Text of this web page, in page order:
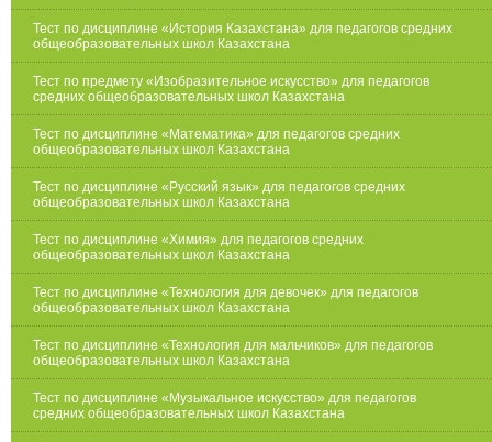
Тест по дисциплине «История Казахстана» для педагогов средних
общеобразовательных школ Казахстана
Тест по предмету «Изобразительное искусство» для педагогов
средних общеобразовательных школ Казахстана
Тест по дисциплине «Математика» для педагогов средних
общеобразовательных школ Казахстана
Тест по дисциплине «Русский язык» для педагогов средних
общеобразовательных школ Казахстана
Тест по дисциплине «Химия» для педагогов средних
общеобразовательных школ Казахстана
Тест по дисциплине «Технология для девочек» для педагогов
общеобразовательных школ Казахстана
Тест по дисциплине «Технология для мальчиков» для педагогов
общеобразовательных школ Казахстана
Тест по дисциплине «Музыкальное искусство» для педагогов
средних общеобразовательных школ Казахстана